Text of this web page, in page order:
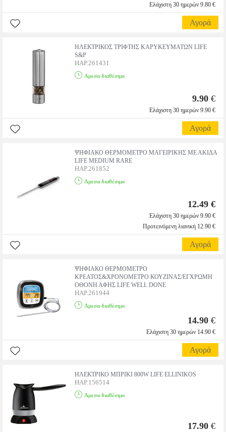
Ελάχιστη 30 ημερών 9.80 €
Αγορά
ΗΛΕΚΤΡΙΚΟΣ ΤΡΙΦΤΗΣ ΚΑΡΥΚΕΥΜΑΤΩΝ LIFE
S&P
HAP.261431
Αμεσα διαθέσιμο
9.90 €
Ελάχιστη 30 ημερών 9.90 €
Αγορά
ΨΗΦΙΑΚΟ ΘΕΡΜΟΜΕΤΡΟ ΜΑΓΕΙΡΙΚΗΣ ΜΕ ΑΚΙΔΑ
LIFE MEDIUM RARE
HAP.261852
Αμεσα διαθέσιμο
12.49 €
Ελάχιστη 30 ημερών 9.90 €
Προτεινόμενη λιανική 12.90 €
Αγορά
ΨΗΦΙΑΚΟ ΘΕΡΜΟΜΕΤΡΟ
ΚΡΕΑΤΟΣ&ΧΡΟΝΟΜΕΤΡΟ ΚΟΥΖΙΝΑΣ/ΕΓΧΡΩΜΗ
ΟΘΟΝΗ ΑΦΗΣ LIFE WELL DONE
HAP.261944
Αμεσα διαθέσιμο
14.90 €
Ελάχιστη 30 ημερών 14.90 €
Αγορά
ΗΛΕΚΤΡΙΚΟ ΜΠΡΙΚΙ 800W LIFE ELLINIKOS
HAP.156514
Αμεσα διαθέσιμο
17.90 €